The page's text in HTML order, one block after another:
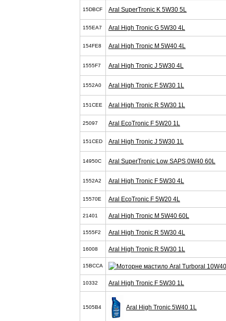
15DBCF Aral SuperTronic K 5W30 5L
155EA7 Aral High Tronic G 5W30 4L
154FE8 Aral High Tronic M 5W40 4L
1555F7 Aral High Tronic J 5W30 4L
1552A0 Aral High Tronic F 5W30 1L
151CEE Aral High Tronic R 5W30 1L
25097 Aral EcoTronic F 5W20 1L
151CED Aral High Tronic J 5W30 1L
14950C Aral SuperTronic Low SAPS 0W40 60L
1552A2 Aral High Tronic F 5W30 4L
15570E Aral EcoTronic F 5W20 4L
21401 Aral High Tronic M 5W40 60L
1555F2 Aral High Tronic R 5W30 4L
16008 Aral High Tronic R 5W30 1L
15BCCA
10332 Aral High Tronic F 5W30 1L
1505B4 Aral High Tronic 5W40 1L